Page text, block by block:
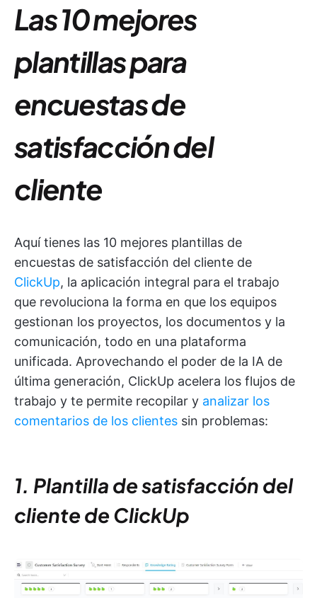
Las 10 mejores
plantillas para
encuestas de
satisfacción del
cliente
Aquí tienes las 10 mejores plantillas de
encuestas de satisfacción del cliente de
ClickUp, la aplicación integral para el trabajo
que revoluciona la forma en que los equipos
gestionan los proyectos, los documentos y la
comunicación, todo en una plataforma
unificada. Aprovechando el poder de la IA de
última generación, ClickUp acelera los flujos de
trabajo y te permite recopilar y analizar los
comentarios de los clientes sin problemas:
1. Plantilla de satisfacción del
cliente de ClickUp